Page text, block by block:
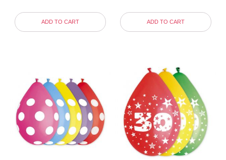
ADD TO CART ADD TO CART